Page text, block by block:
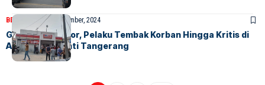
BERITA HOME5 September, 2024
Gagal Curi Motor, Pelaku Tembak Korban Hingga Kritis di
Alfamart Jayanti Tangerang